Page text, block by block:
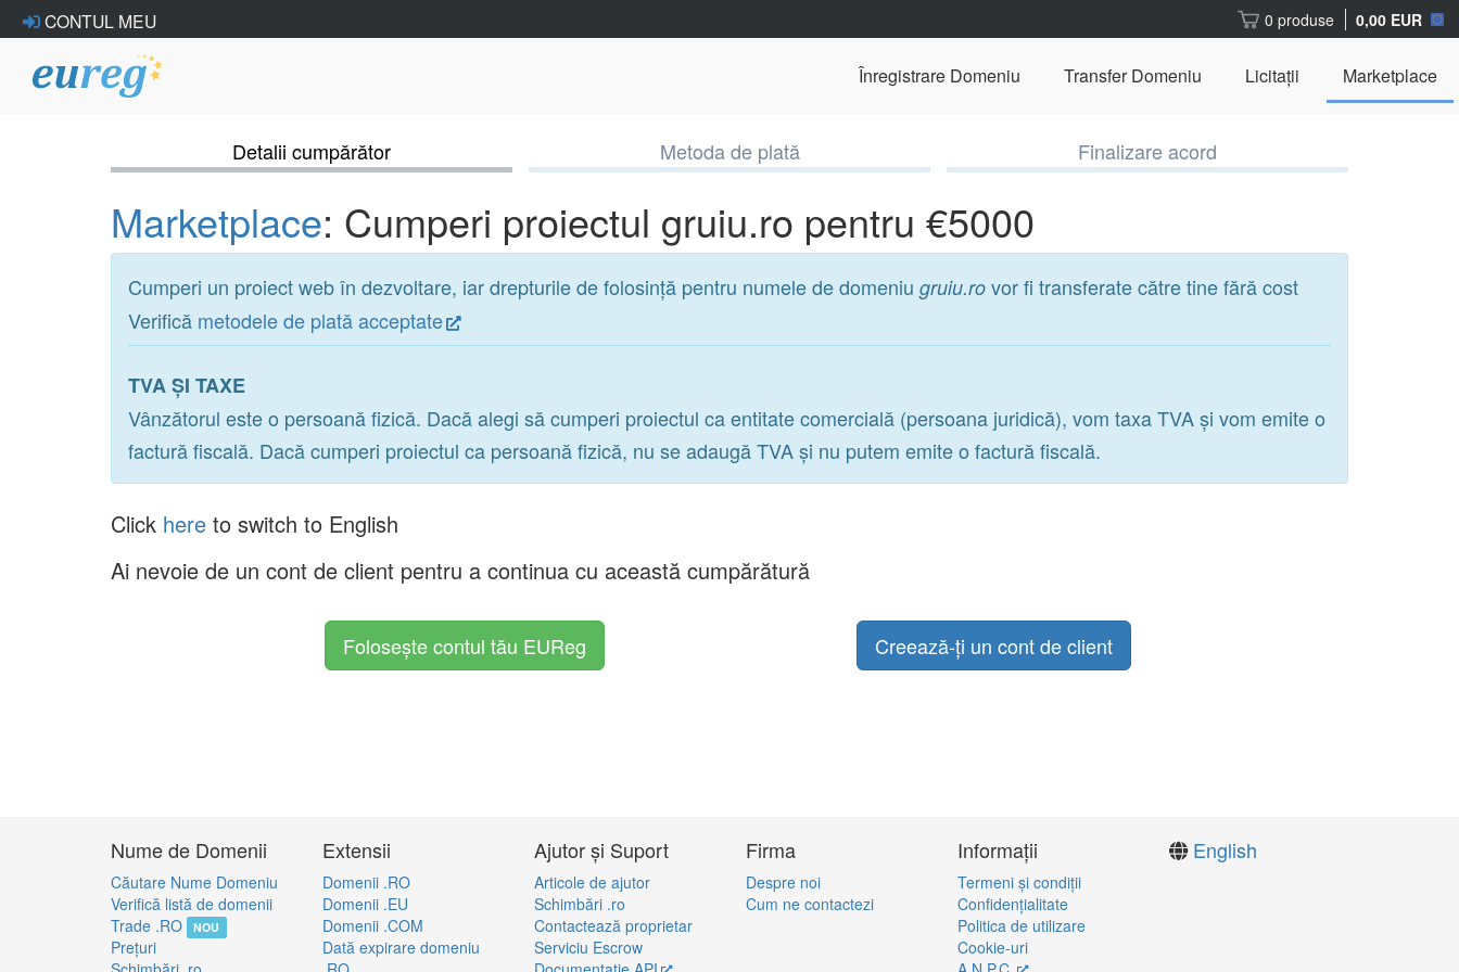
CONTUL MEU 0 produse 0,00 EUR
Înregistrare Domeniu Transfer Domeniu Licitații Marketplace
Detalii cumpărător Metoda de plată Finalizare acord
Marketplace: Cumperi proiectul gruiu.ro pentru €5000
Cumperi un proiect web în dezvoltare, iar drepturile de folosință pentru numele de domeniu gruiu.ro vor fi transferate către tine fără cost
Verifică metodele de plată acceptate
TVA ȘI TAXE
Vânzătorul este o persoană fizică. Dacă alegi să cumperi proiectul ca entitate comercială (persoana juridică), vom taxa TVA și vom emite o
factură fiscală. Dacă cumperi proiectul ca persoană fizică, nu se adaugă TVA și nu putem emite o factură fiscală.
Click here to switch to English
Ai nevoie de un cont de client pentru a continua cu această cumpărătură
Folosește contul tău EUReg Creează-ți un cont de client
Nume de Domenii
Căutare Nume Domeniu
Verifică listă de domenii
Trade .RO
NOU
Preţuri
Extensii
Domenii .RO
Domenii .EU
Domenii .COM
Dată expirare domeniu
Ajutor și Suport
Articole de ajutor
Schimbări .ro
Contactează proprietar
Serviciu Escrow
Firma
Despre noi
Cum ne contactezi
Informații
Termeni şi condiţii
Confidenţialitate
Politica de utilizare
Cookie-uri
English